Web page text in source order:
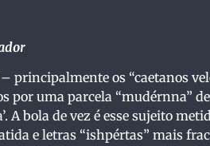
principalmente os “caetanos
por uma parcela “mudérnna”
A bola de vez é esse sujeito
e letras “ishpértas” mais